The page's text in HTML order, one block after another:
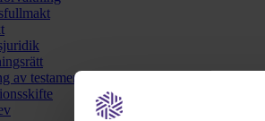
av testamente